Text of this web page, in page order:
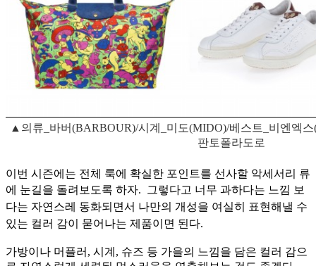
▲의류_바버(BARBOUR)/시계_미도(MIDO)/베스트_비엔엑
판토폴라도로
이번 시즌에는 전체 룩에 확실한 포인트를 선사할 악세서리 류
에 눈길을 돌려보도록 하자. 그렇다고 너무 과하다는 느낌 보
다는 자연스레 동화되면서 나만의 개성을 여실히 표현해낼 수
있는 컬러 감이 묻어나는 제품이면 된다.
가방이나 머플러, 시계, 슈즈 등 가을의 느낌을 담은 컬러 감으